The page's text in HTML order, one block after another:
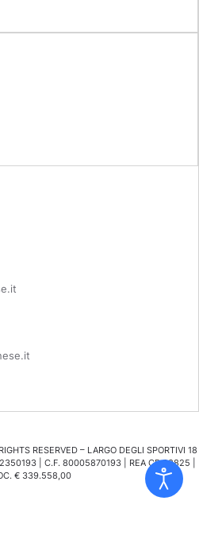
RESERVED – LARGO DEGLI SPORTIVI 18
| C.F. 80005870193 | REA CR 98825 |
€ 339.558,00